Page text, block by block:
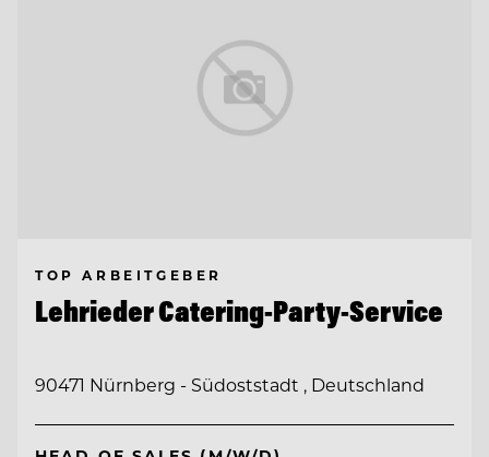
TOP ARBEITGEBER
Lehrieder Catering-Party-Service
90471 Nürnberg - Südoststadt , Deutschland